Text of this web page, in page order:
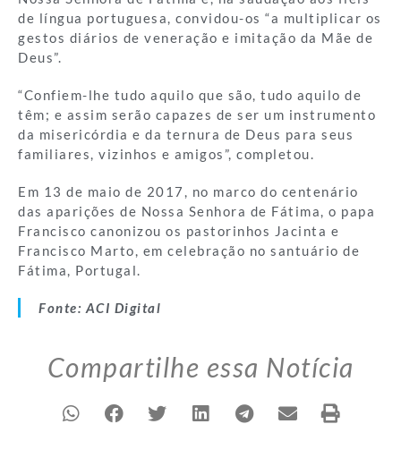
de língua portuguesa, convidou-os “a multiplicar os
gestos diários de veneração e imitação da Mãe de
Deus”.
“Confiem-lhe tudo aquilo que são, tudo aquilo de
têm; e assim serão capazes de ser um instrumento
da misericórdia e da ternura de Deus para seus
familiares, vizinhos e amigos”, completou.
Em 13 de maio de 2017, no marco do centenário
das aparições de Nossa Senhora de Fátima, o papa
Francisco canonizou os pastorinhos Jacinta e
Francisco Marto, em celebração no santuário de
Fátima, Portugal.
Fonte: ACI Digital
Compartilhe essa Notícia